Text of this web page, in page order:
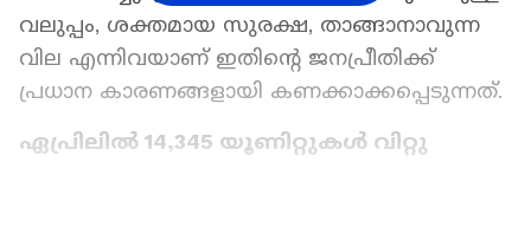
വലുപ്പം, ശക്തമായ സുരക്ഷ, താങ്ങാനാവുന്ന
വില എന്നിവയാണ് ഇതിന്റെ ജനപ്രീതിക്ക്
പ്രധാന കാരണങ്ങളായി കണക്കാക്കപ്പെടുന്നത്.
ഏപ്രിലിൽ 14,345 യൂണിറ്റുകൾ വിറ്റു